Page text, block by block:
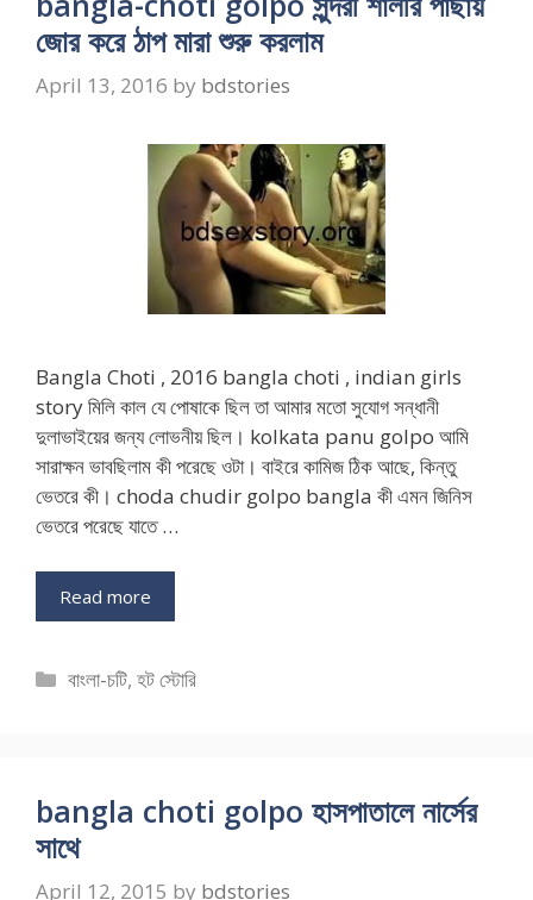
জোর করে ঠাপ মারা শুরু করলাম
April 13, 2016 by bdstories
Bangla Choti , 2016 bangla choti , indian girls
story মিলি কাল যে পোষাকে ছিল তা আমার মতো সুযোগ সন্ধানী
দুলাভাইয়ের জন্য লোভনীয় ছিল। kolkata panu golpo আমি
সারাক্ষন ভাবছিলাম কী পরেছে ওটা। বাইরে কামিজ ঠিক আছে, কিন্তু
ভেতরে কী। choda chudir golpo bangla কী এমন জিনিস
ভেতরে পরেছে যাতে …
Read more
Categories
বাংলা-চটি,হট স্টোরি
bangla choti golpo হাসপাতালে নার্সের
সাথে
April 12, 2015 by bdstories